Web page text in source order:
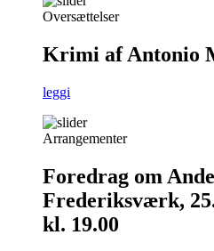
Oversættelser
Krimi af Antonio
leggi
Arrangementer
Foredrag om
Frederiksværk,
kl. 19.00